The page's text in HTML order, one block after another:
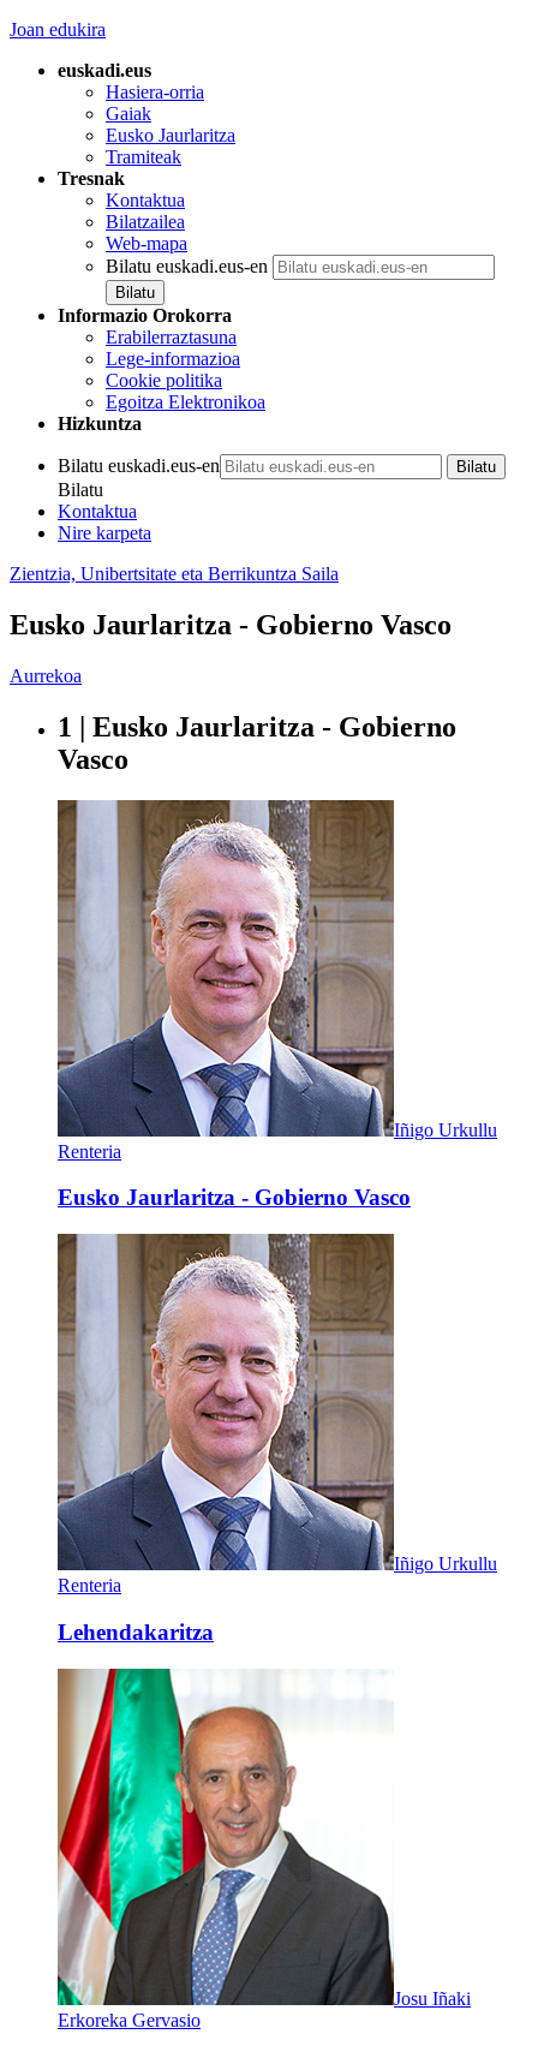
Joan edukira
euskadi.eus
Hasiera-orria
Gaiak
Eusko Jaurlaritza
Tramiteak
Tresnak
Kontaktua
Bilatzailea
Web-mapa
Bilatu euskadi.eus-en
Informazio Orokorra
Erabilerraztasuna
Lege-informazioa
Cookie politika
Egoitza Elektronikoa
Hizkuntza
Bilatu euskadi.eus-en
Bilatu
Kontaktua
Nire karpeta
Zientzia, Unibertsitate eta Berrikuntza Saila
Eusko Jaurlaritza - Gobierno Vasco
Aurrekoa
1 | Eusko Jaurlaritza - Gobierno
Vasco
Iñigo Urkullu
Renteria
Eusko Jaurlaritza - Gobierno Vasco
Iñigo Urkullu
Renteria
Lehendakaritza
Josu Iñaki
Erkoreka Gervasio